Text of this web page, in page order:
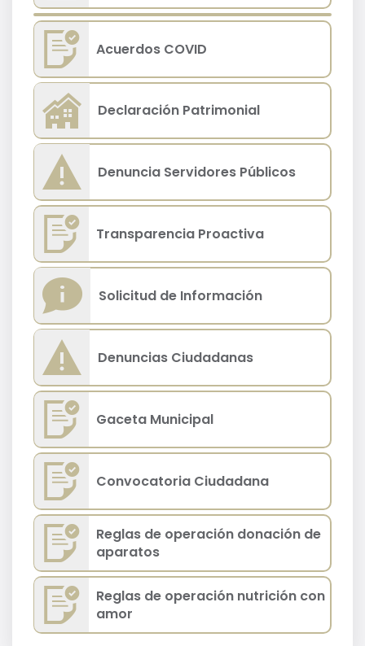
Acuerdos COVID
Declaración Patrimonial
Denuncia Servidores Públicos
Transparencia Proactiva
Solicitud de Información
Denuncias Ciudadanas
Gaceta Municipal
Convocatoria Ciudadana
Reglas de operación donación de
aparatos
Reglas de operación nutrición con
amor